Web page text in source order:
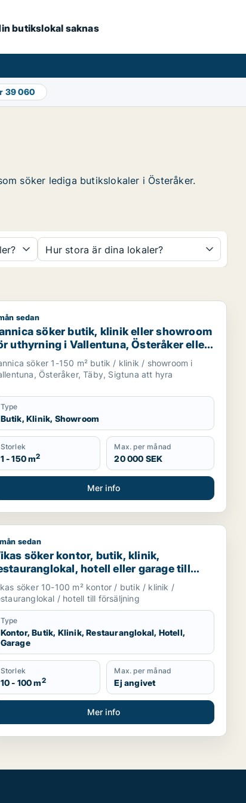
butikslokal saknas
39 060
söker lediga butikslokaler i Österåker.
Hur stora är dina lokaler?
garage till salu i Vallentuna, Österåker eller
söker butik, klinik eller showroom för
sedan
söker butik, klinik eller showroom
uthyrning i Vallentuna, Österåker eller
m.fl.
söker 1-150 m² butik / klinik / showroom i
Österåker, Täby, Sigtuna att hyra
Type
Butik, Klinik, Showroom
Storlek
1 - 150 m2
Max. per månad
20 000 SEK
Mer info
län, Håbo eller Knivsta
söker kontor, butik, klinik, restauranglokal,
sedan
söker kontor, butik, klinik,
hotell eller garage till
i Upplands Väsby, Vallentuna eller
m.fl.
söker 10-100 m² kontor / butik / klinik /
/ hotell till försäljning
Type
Kontor, Butik, Klinik, Restauranglokal, Hotell,
Garage
Storlek
10 - 100 m2
Max. per månad
Ej angivet
Mer info